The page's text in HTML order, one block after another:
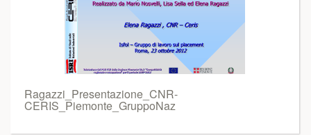
Ragazzi_Presentazione_CNR-
CERIS_Piemonte_GruppoNaz